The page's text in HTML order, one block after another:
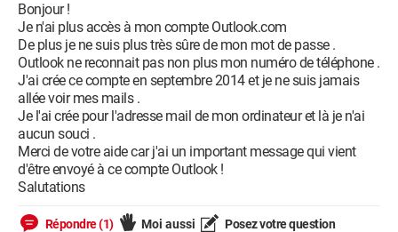
Bonjour !
Je n'ai plus accès à mon compte Outlook.com
De plus je ne suis plus très sûre de mon mot de passe .
Outlook ne reconnait pas non plus mon numéro de téléphone .
J'ai crée ce compte en septembre 2014 et je ne suis jamais
allée voir mes mails .
Je l'ai crée pour l'adresse mail de mon ordinateur et là je n'ai
aucun souci .
Merci de votre aide car j'ai un important message qui vient
d'être envoyé à ce compte Outlook !
Salutations
Répondre (1) Moi aussi Posez votre question